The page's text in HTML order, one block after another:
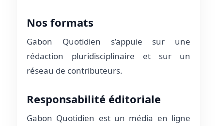
Nos formats
Gabon Quotidien s’appuie sur une
rédaction pluridisciplinaire et sur un
réseau de contributeurs.
Responsabilité éditoriale
Gabon Quotidien est un média en ligne